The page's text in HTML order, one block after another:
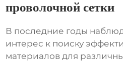
проволочной сетки
В последние годы
интерес к поиску
материалов для